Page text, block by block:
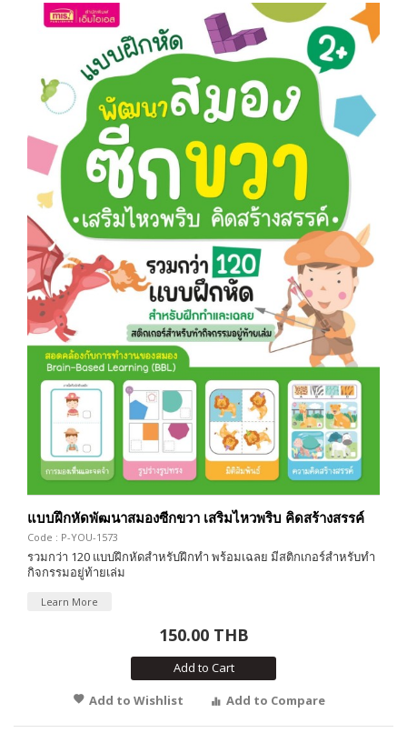
แบบฝึกหัดพัฒนาสมองซีกขวา เสริมไหวพริบ คิดสร้างสรรค์
Code : P-YOU-1573
รวมกว่า 120 แบบฝึกหัดสำหรับฝึกทำ พร้อมเฉลย มีสติกเกอร์สำหรับทำ
กิจกรรมอยู่ท้ายเล่ม
Learn More
150.00 THB
Add to Cart
Add to Wishlist
Add to Compare